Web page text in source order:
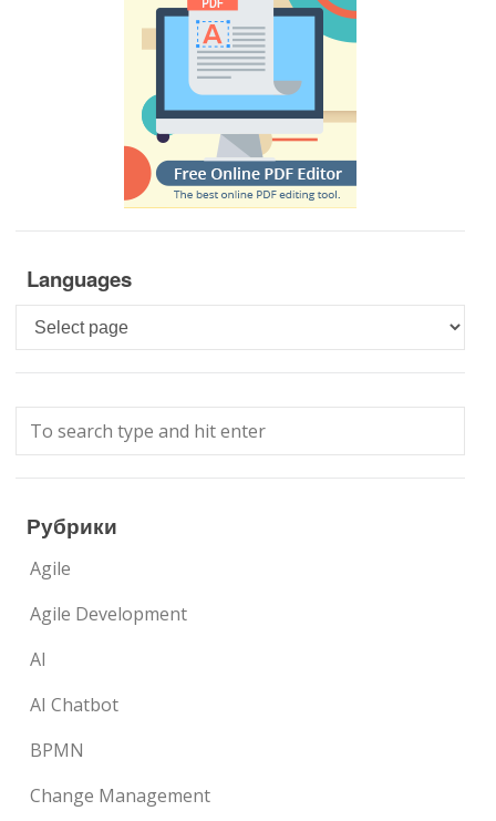
Languages
Languages
Рубрики
Agile
Agile Development
AI
AI Chatbot
BPMN
Change Management